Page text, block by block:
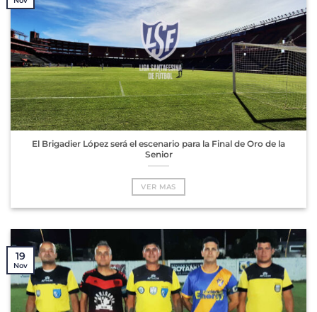
El Brigadier López será el escenario para la Final de Oro de la
Senior
VER MAS
19
Nov